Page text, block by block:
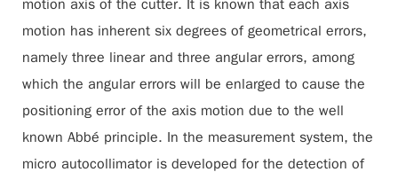
motion axis of the cutter. It is known that each axis
motion has inherent six degrees of geometrical errors,
namely three linear and three angular errors, among
which the angular errors will be enlarged to cause the
positioning error of the axis motion due to the well
known Abbé principle. In the measurement system, the
micro autocollimator is developed for the detection of